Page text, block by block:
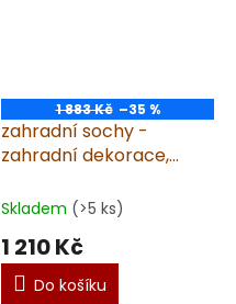
1 883 Kč –35 %
zahradní sochy -
zahradní dekorace,
26cm
Skladem (>5 ks)
1 210 Kč
Do košíku